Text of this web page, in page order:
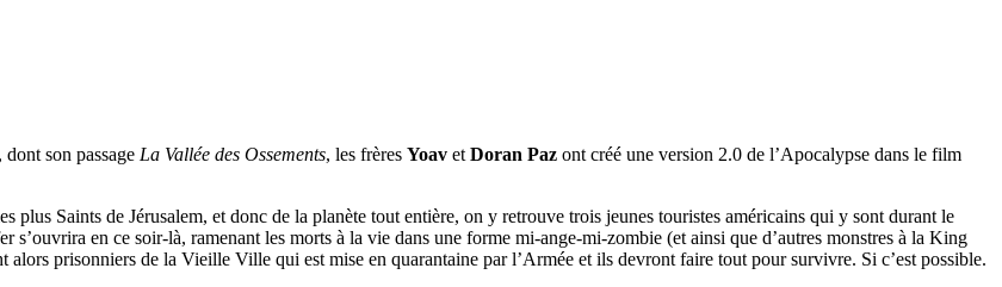
son passage La Vallée des Ossements, les frères Yoav et Doran Paz ont créé une version 2.0 de l’Apocalypse dans le film
plus Saints de Jérusalem, et donc de la planète tout entière, on y retrouve trois jeunes touristes américains qui y sont durant le
en ce soir-là, ramenant les morts à la vie dans une forme mi-ange-mi-zombie (et ainsi que d’autres monstres à la King
prisonniers de la Vieille Ville qui est mise en quarantaine par l’Armée et ils devront faire tout pour survivre. Si c’est possible.